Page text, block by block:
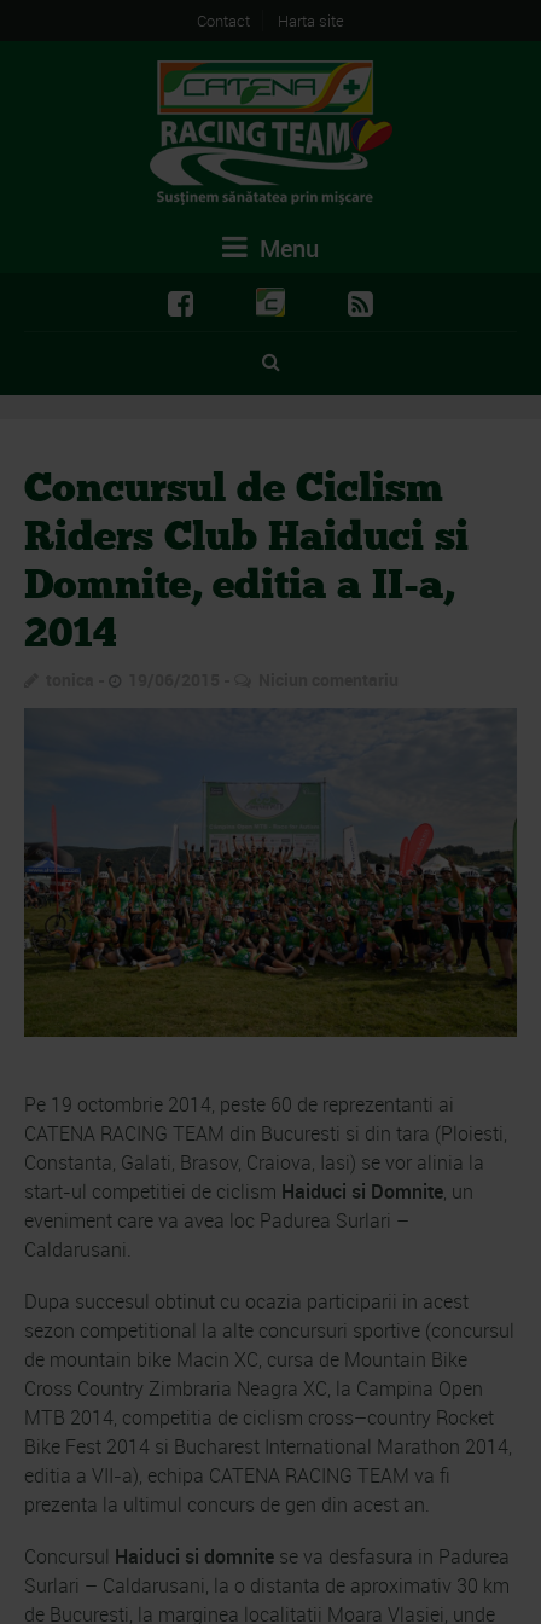
Contact Harta site
Menu
Concursul de Ciclism
Riders Club Haiduci si
Domnite, editia a II-a,
2014
Pe 19 octombrie 2014, peste 60 de reprezentanti ai
CATENA RACING TEAM din Bucuresti si din tara (Ploiesti,
Constanta, Galati, Brasov, Craiova, Iasi) se vor alinia la
start-ul competitiei de ciclism Haiduci si Domnite, un
eveniment care va avea loc Padurea Surlari –
Caldarusani.
Dupa succesul obtinut cu ocazia participarii in acest
sezon competitional la alte concursuri sportive (concursul
de mountain bike Macin XC, cursa de Mountain Bike
Cross Country Zimbraria Neagra XC, la Campina Open
MTB 2014, competitia de ciclism cross–country Rocket
Bike Fest 2014 si Bucharest International Marathon 2014,
editia a VII-a), echipa CATENA RACING TEAM va fi
prezenta la ultimul concurs de gen din acest an.
Concursul Haiduci si domnite se va desfasura in Padurea
Surlari – Caldarusani, la o distanta de aproximativ 30 km
de Bucuresti, la marginea localitatii Moara Vlasiei, unde